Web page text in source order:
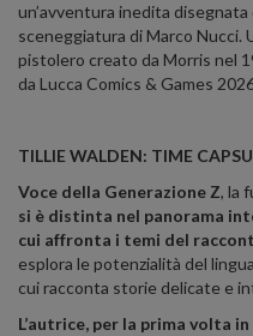
un’avventura inedita disegnata
sceneggiatura di Marco Nucci.
pistolero creato da Morris nel
da Lucca Comics & Games
TILLIE WALDEN: TIME
Voce della Generazione Z, la
si è distinta nel panorama
cui affronta i temi del
esplora le potenzialità del
cui racconta storie delicate e
L’autrice, per la prima volta